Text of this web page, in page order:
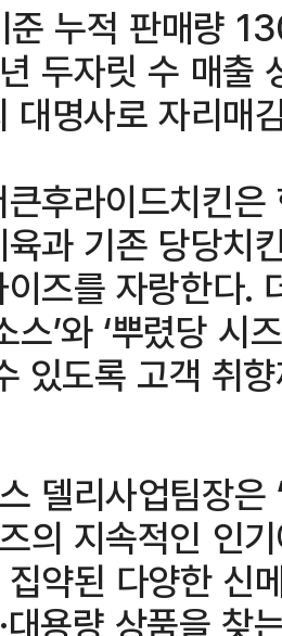
누적 판매량
두자릿 수 매출
대명사로 자리매
후라이드치킨
과 기존 당당치
즈를 자랑한다.
스’와 ‘뿌렸당 시
있도록 고객 취
델리사업팀장
의 지속적인 인
약된 다양한 신
대용량 상품을 찾